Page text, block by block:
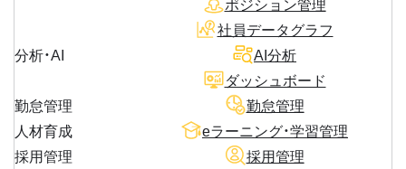
分析・AI
社員データグラフ
AI分析
ダッシュボード
勤怠管理
勤怠管理
人材育成
eラーニング・学習管理
採用管理
採用管理